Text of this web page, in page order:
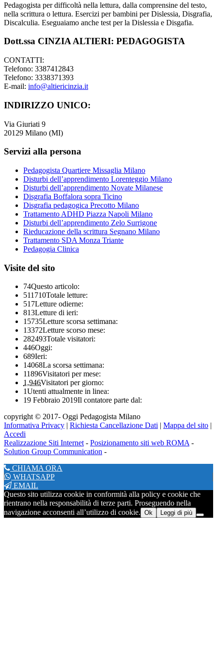
Pedagogista per difficoltà nella lettura, dalla comprensine del testo,
nella scrittura o lettura. Esercizi per bambini per Dislessia, Disgrafia,
Discalculia. Eseguaiamo anche test per la Dislessia e Disgafia.
Dott.ssa CINZIA ALTIERI: PEDAGOGISTA
CONTATTI:
Telefono: 3387412843
Telefono: 3338371393
E-mail: info@altiericinzia.it
INDIRIZZO UNICO:
Via Giuriati 9
20129 Milano (MI)
Servizi alla persona
Pedagogista Quartiere Missaglia Milano
Disturbi dell’apprendimento Lorenteggio Milano
Disturbi dell’apprendimento Novate Milanese
Disgrafia Boffalora sopra Ticino
Disgrafia pedagogica Precotto Milano
Trattamento ADHD Piazza Napoli Milano
Disturbi dell’apprendimento Zelo Surrigone
Rieducazione della scrittura Segnano Milano
Trattamento SDA Monza Triante
Pedagogia Clinica
Visite del sito
74Questo articolo:
511710Totale letture:
517Letture odierne:
813Letture di ieri:
15735Letture scorsa settimana:
13372Letture scorso mese:
282493Totale visitatori:
446Oggi:
689Ieri:
14068La scorsa settimana:
11896Visitatori per mese:
1,946Visitatori per giorno:
1Utenti attualmente in linea:
19 Febbraio 2019Il contatore parte dal:
copyright © 2017- Oggi Pedagogista Milano
Informativa Privacy | Richiesta Cancellazione Dati | Mappa del sito |
Accedi
Realizzazione Siti Internet- Posizionamento siti web ROMA-
Solution Group Communication -
CHIAMA ORA
WHATSAPP
EMAIL
Questo sito utilizza cookie in conformità alla policy e cookie che
rientrano nella responsabilità di terze parti. Proseguendo nella
navigazione acconsenti all’utilizzo di cookie. Ok Leggi di più